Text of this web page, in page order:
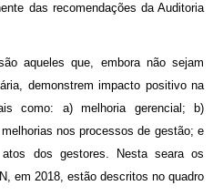
das recomendações da Auditoria
aqueles que, embora não sejam
demonstrem impacto positivo na
como: a) melhoria gerencial; b)
nos processos de gestão; e
dos gestores. Nesta seara os
em 2018, estão descritos no quadro